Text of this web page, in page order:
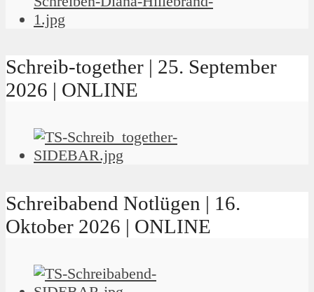
Schreib-together | 25. September
2026 | ONLINE
Schreibabend Notlügen | 16.
Oktober 2026 | ONLINE